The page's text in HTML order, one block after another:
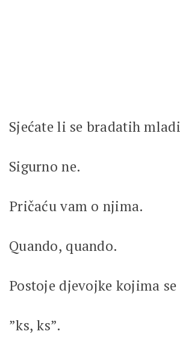
Sjećate li se bradatih
Sigurno ne.
Pričaću vam o njima.
Quando, quando.
Postoje djevojke kojima se
”ks, ks”.